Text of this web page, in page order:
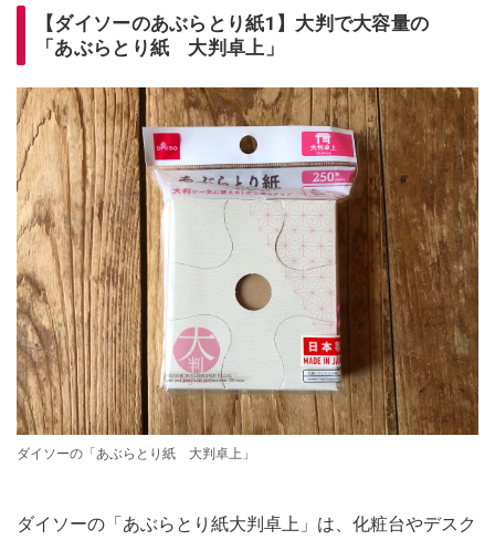
【ダイソーのあぶらとり紙1】大判で大容量の
「あぶらとり紙 大判卓上」
ダイソーの「あぶらとり紙 大判卓上」
ダイソーの「あぶらとり紙大判卓上」は、化粧台やデスク